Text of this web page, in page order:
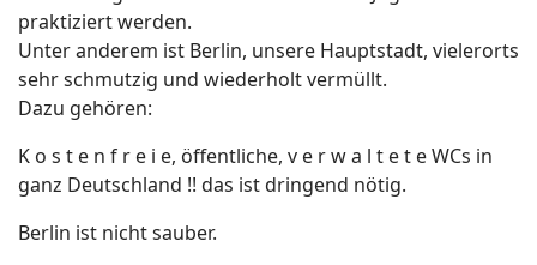
praktiziert werden.
Unter anderem ist Berlin, unsere Hauptstadt, vielerorts
sehr schmutzig und wiederholt vermüllt.
Dazu gehören:
K o s t e n f r e i e, öffentliche, v e r w a l t e t e WCs in
ganz Deutschland !! das ist dringend nötig.
Berlin ist nicht sauber.